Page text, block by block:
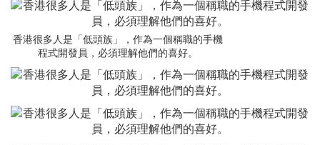
香港很多人是「低頭族」，作為一個稱職的手機
程式開發員，必須理解他們的喜好。